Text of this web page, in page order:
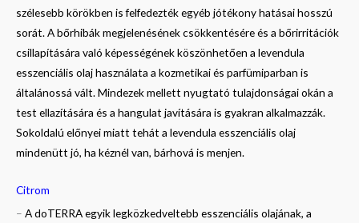
szélesebb körökben is felfedezték egyéb jótékony hatásai hosszú
sorát. A bőrhibák megjelenésének csökkentésére és a bőrirritációk
csillapítására való képességének köszönhetően a levendula
esszenciális olaj használata a kozmetikai és parfümiparban is
általánossá vált. Mindezek mellett nyugtató tulajdonságai okán a
test ellazítására és a hangulat javítására is gyakran alkalmazzák.
Sokoldalú előnyei miatt tehát a levendula esszenciális olaj
mindenütt jó, ha kéznél van, bárhová is menjen.
Citrom
– A doTERRA egyik legközkedveltebb esszenciális olajának, a